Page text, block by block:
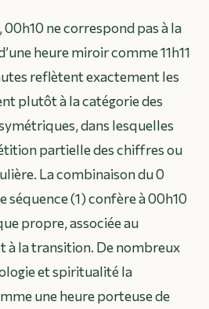
ne correspond pas à la
heure miroir comme 11h11
reflètent exactement les
plutôt à la catégorie des
dans lesquelles
partielle des chiffres ou
La combinaison du 0
séquence (1) confère à 00h10
propre, associée au
à la transition. De nombreux
et spiritualité la
une heure porteuse de